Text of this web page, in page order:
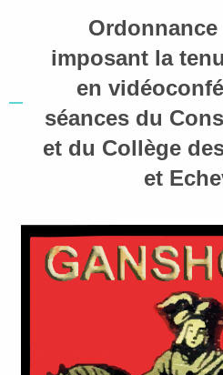
imposant la
en
séances du
et du Collège
et